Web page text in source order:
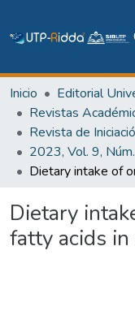
Inicio
Revistas
Dietary
fatty acids